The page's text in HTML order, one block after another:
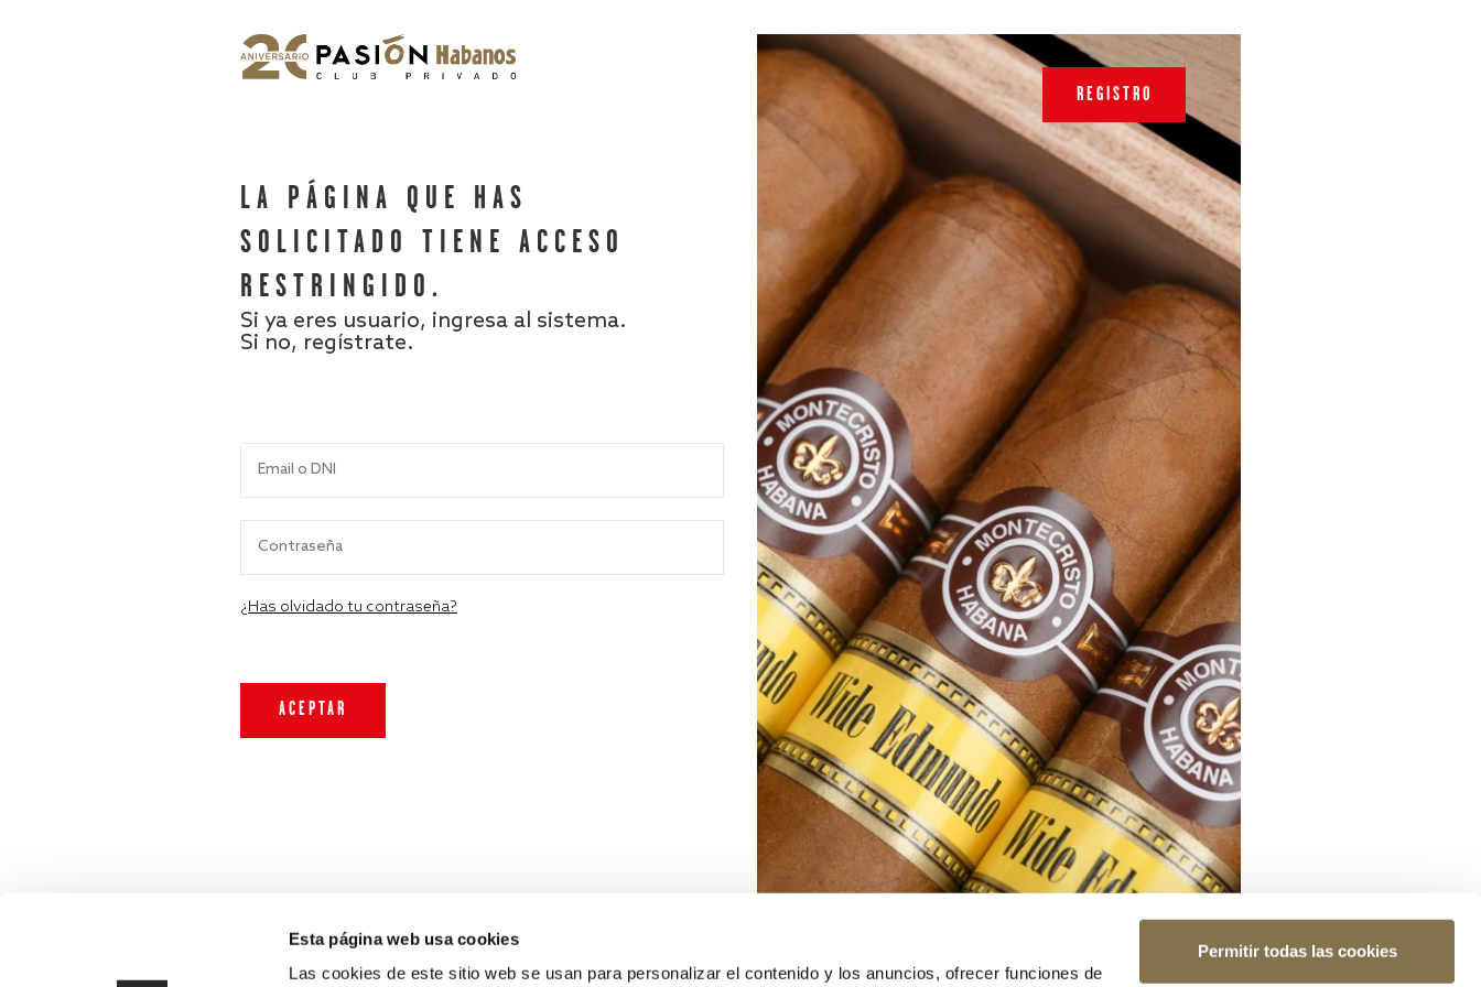
Esta página web usa cookies
Las cookies de este sitio web se usan para personalizar el contenido y los anuncios, ofrecer funciones de
Permitir todas las cookies
LA PÁGINA QUE HAS
SOLICITADO TIENE ACCESO
RESTRINGIDO.
Si ya eres usuario, ingresa al sistema.
Si no, regístrate.
¿Has olvidado tu contraseña?
REGISTRO